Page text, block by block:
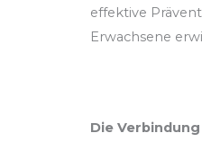
effektive
Erwachsene
Die